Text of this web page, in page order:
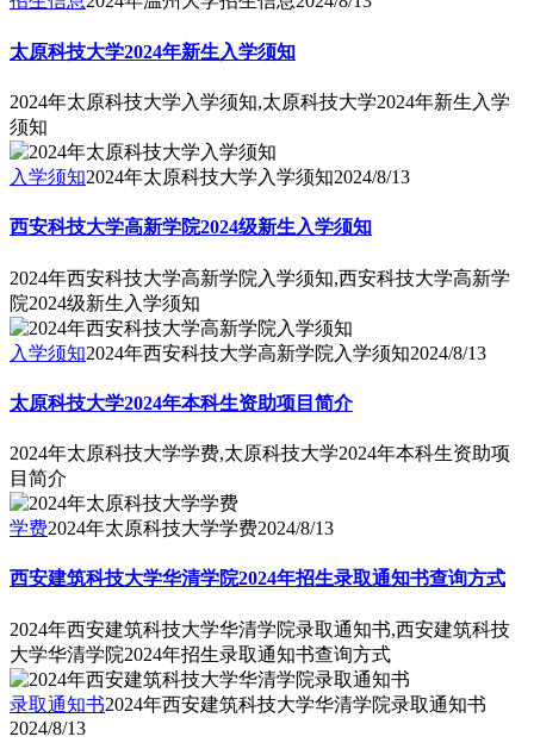
太原科技大学2024年新生入学须知
2024年太原科技大学入学须知,太原科技大学2024年新生入学
须知
入学须知2024年太原科技大学入学须知2024/8/13
西安科技大学高新学院2024级新生入学须知
2024年西安科技大学高新学院入学须知,西安科技大学高新学
院2024级新生入学须知
入学须知2024年西安科技大学高新学院入学须知2024/8/13
太原科技大学2024年本科生资助项目简介
2024年太原科技大学学费,太原科技大学2024年本科生资助项
目简介
学费2024年太原科技大学学费2024/8/13
西安建筑科技大学华清学院2024年招生录取通知书查询方式
2024年西安建筑科技大学华清学院录取通知书,西安建筑科技
大学华清学院2024年招生录取通知书查询方式
录取通知书2024年西安建筑科技大学华清学院录取通知书
2024/8/13